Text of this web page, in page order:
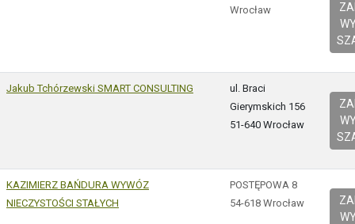
Wrocław
Jakub Tchórzewski SMART CONSULTING
ul. Braci
Gierymskich 156
51-640 Wrocław
KAZIMIERZ BAŃDURA WYWÓZ
NIECZYSTOŚCI STAŁYCH
POSTĘPOWA 8
54-618 Wrocław